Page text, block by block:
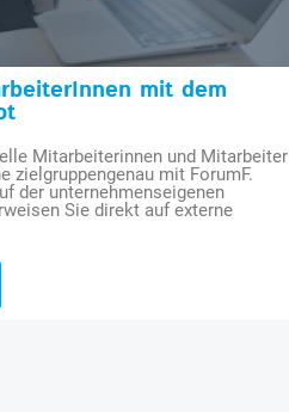
mit dem
Mitarbeiterinnen und Mitarbeiter
zielgruppengenau mit ForumF.
der unternehmenseigenen
Sie direkt auf externe